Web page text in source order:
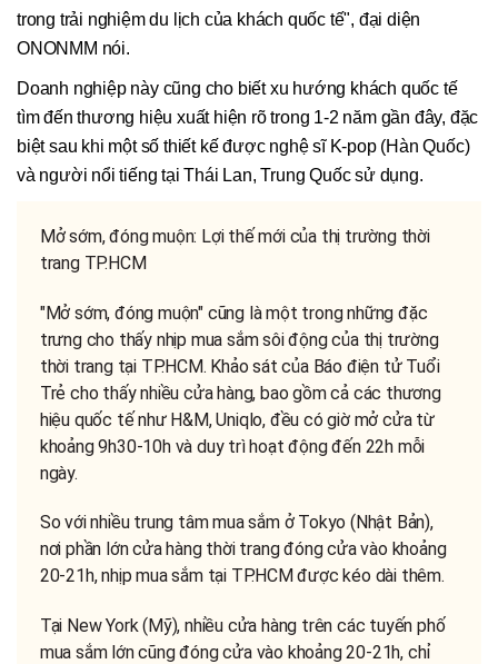
trong trải nghiệm du lịch của khách quốc tế", đại diện
ONONMM nói.
Doanh nghiệp này cũng cho biết xu hướng khách quốc tế
tìm đến thương hiệu xuất hiện rõ trong 1-2 năm gần đây, đặc
biệt sau khi một số thiết kế được nghệ sĩ K-pop (Hàn Quốc)
và người nổi tiếng tại Thái Lan, Trung Quốc sử dụng.
Mở sớm, đóng muộn: Lợi thế mới của thị trường thời
trang TP.HCM
"Mở sớm, đóng muộn" cũng là một trong những đặc
trưng cho thấy nhịp mua sắm sôi động của thị trường
thời trang tại TP.HCM. Khảo sát của Báo điện tử Tuổi
Trẻ cho thấy nhiều cửa hàng, bao gồm cả các thương
hiệu quốc tế như H&M, Uniqlo, đều có giờ mở cửa từ
khoảng 9h30-10h và duy trì hoạt động đến 22h mỗi
ngày.
So với nhiều trung tâm mua sắm ở Tokyo (Nhật Bản),
nơi phần lớn cửa hàng thời trang đóng cửa vào khoảng
20-21h, nhịp mua sắm tại TP.HCM được kéo dài thêm.
Tại New York (Mỹ), nhiều cửa hàng trên các tuyến phố
mua sắm lớn cũng đóng cửa vào khoảng 20-21h, chỉ